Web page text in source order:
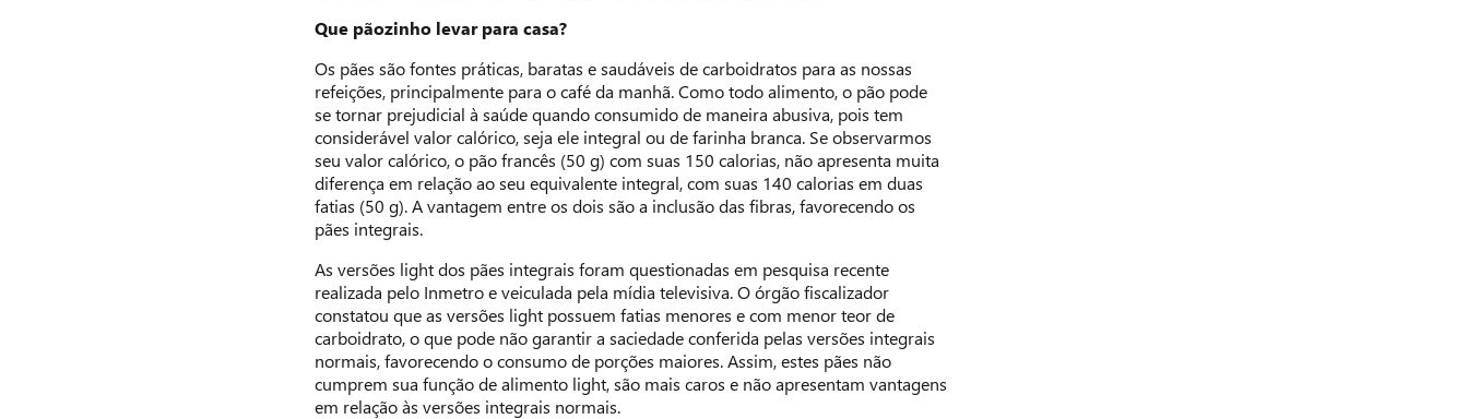
Que pãozinho levar para casa?
Os pães são fontes práticas, baratas e saudáveis de carboidratos para as nossas
refeições, principalmente para o café da manhã. Como todo alimento, o pão pode
se tornar prejudicial à saúde quando consumido de maneira abusiva, pois tem
considerável valor calórico, seja ele integral ou de farinha branca. Se observarmos
seu valor calórico, o pão francês (50 g) com suas 150 calorias, não apresenta muita
diferença em relação ao seu equivalente integral, com suas 140 calorias em duas
fatias (50 g). A vantagem entre os dois são a inclusão das fibras, favorecendo os
pães integrais.
As versões light dos pães integrais foram questionadas em pesquisa recente
realizada pelo Inmetro e veiculada pela mídia televisiva. O órgão fiscalizador
constatou que as versões light possuem fatias menores e com menor teor de
carboidrato, o que pode não garantir a saciedade conferida pelas versões integrais
normais, favorecendo o consumo de porções maiores. Assim, estes pães não
cumprem sua função de alimento light, são mais caros e não apresentam vantagens
em relação às versões integrais normais.